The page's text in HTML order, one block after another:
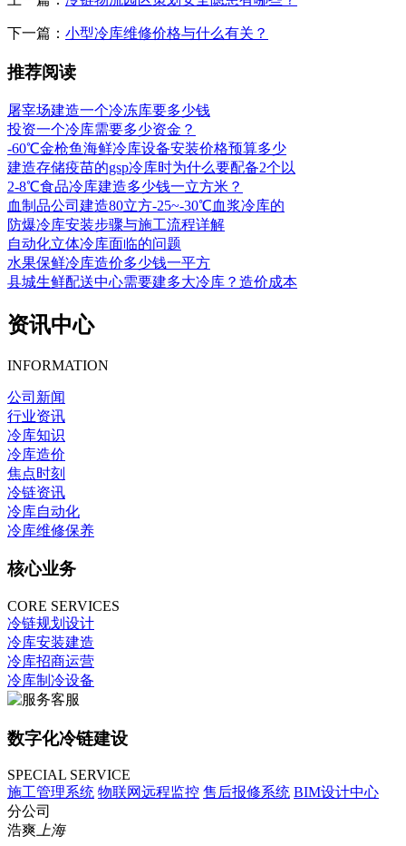
下一篇： 小型冷库维修价格与什么有关？
推荐阅读
屠宰场建造一个冷冻库要多少钱
投资一个冷库需要多少资金？
-60℃金枪鱼海鲜冷库设备安装价格预算多少
建造存储疫苗的gsp冷库时为什么要配备2个以
2-8℃食品冷库建造多少钱一立方米？
血制品公司建造80立方-25~-30℃血浆冷库的
防爆冷库安装步骤与施工流程详解
自动化立体冷库面临的问题
水果保鲜冷库造价多少钱一平方
县城生鲜配送中心需要建多大冷库？造价成本
资讯中心
INFORMATION
公司新闻
行业资讯
冷库知识
冷库造价
焦点时刻
冷链资讯
冷库自动化
冷库维修保养
核心业务
CORE SERVICES
冷链规划设计
冷库安装建造
冷库招商运营
冷库制冷设备
数字化冷链建设
SPECIAL SERVICE
施工管理系统 物联网远程监控 售后报修系统 BIM设计中心
分公司
浩爽上海